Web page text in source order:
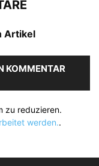
Artikel
KOMMENTAR
zu reduzieren.
werden..